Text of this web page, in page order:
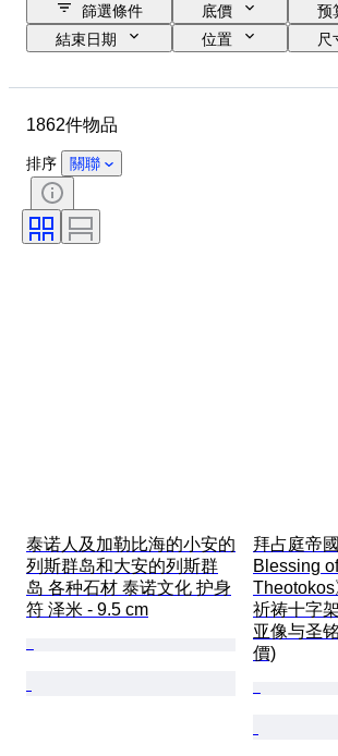
篩選條件 底價
预
結束日期
位置
尺
時期
細度
簽名
考古學類型
物品尺碼
1862件物品
排序 關聯
泰诺人及加勒比海的小安的
列斯群岛和大安的列斯群
岛 各种石材 泰诺文化 护身
符 泽米 - 9.5 cm
拜占庭帝
Blessing
祈祷十字
亚像与圣
價)